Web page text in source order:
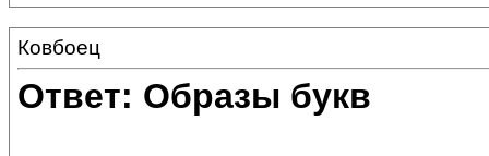
Ковбоец
Ответ: Образы букв